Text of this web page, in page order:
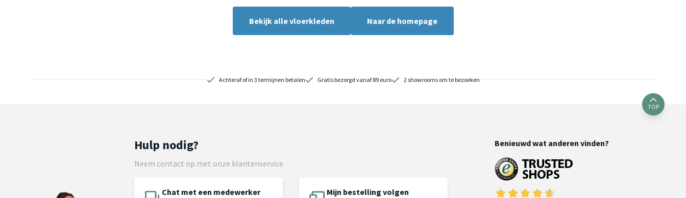
Bekijk alle vloerkleden Naar de homepage
Achteraf of in 3 termijnen betalen Gratis bezorgd vanaf 89 euro 2 showrooms om te bezoeken
TOP
Hulp nodig?
Neem contact op met onze klantenservice
Chat met een medewerker
Mijn bestelling volgen
Benieuwd wat anderen vinden?